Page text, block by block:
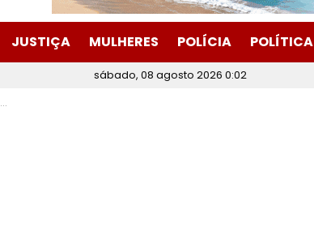
JUSTIÇA MULHERES POLÍCIA POLÍTICA
sábado, 08 agosto 2026 0:02